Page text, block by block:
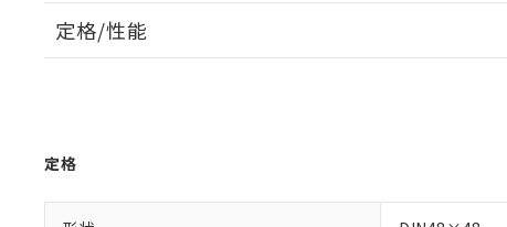
定格/性能
定格